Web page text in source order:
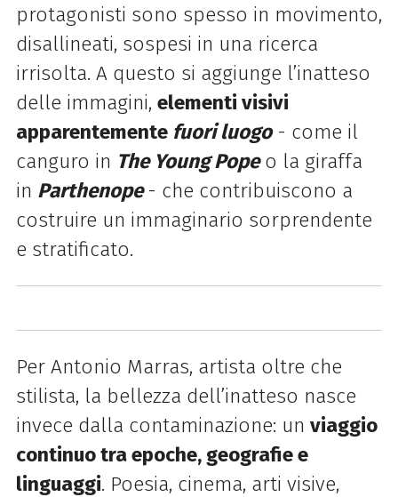
protagonisti sono spesso in movimento,
disallineati, sospesi in una ricerca
irrisolta. A questo si aggiunge l’inatteso
delle immagini, elementi visivi
apparentemente fuori luogo- come il
canguro in The Young Popeo la giraffa
in Parthenope- che contribuiscono a
costruire un immaginario sorprendente
e stratificato.
Per Antonio Marras, artista oltre che
stilista, la bellezza dell’inatteso nasce
invece dalla contaminazione: un viaggio
continuo tra epoche, geografie e
linguaggi. Poesia, cinema, arti visive,